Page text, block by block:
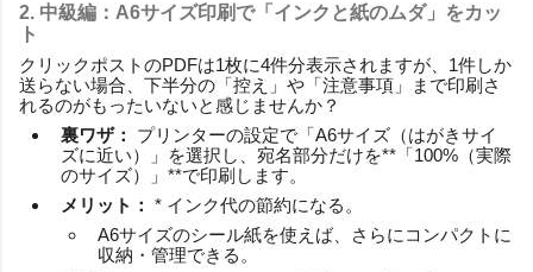
2. 中級編：A6サイズ印刷で「インクと紙のムダ」をカッ
ト
クリックポストのPDFは1枚に4件分表示されますが、1件しか
送らない場合、下半分の「控え」や「注意事項」まで印刷さ
れるのがもったいないと感じませんか？
裏ワザ：
プリンターの設定で「A6サイズ（はがきサイ
ズに近い）」を選択し、宛名部分だけを**「100%（実際
のサイズ）」**で印刷します。
メリット： * インク代の節約になる。
A6サイズのシール紙を使えば、さらにコンパクトに
収納・管理できる。